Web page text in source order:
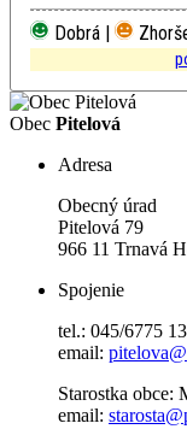
Dobrá |
Obec Pitelová
Adresa
Obecný úrad
Pitelová 79
966 11 Trnavá
Spojenie
tel.: 045/6775
email:
Starostka obce:
email: